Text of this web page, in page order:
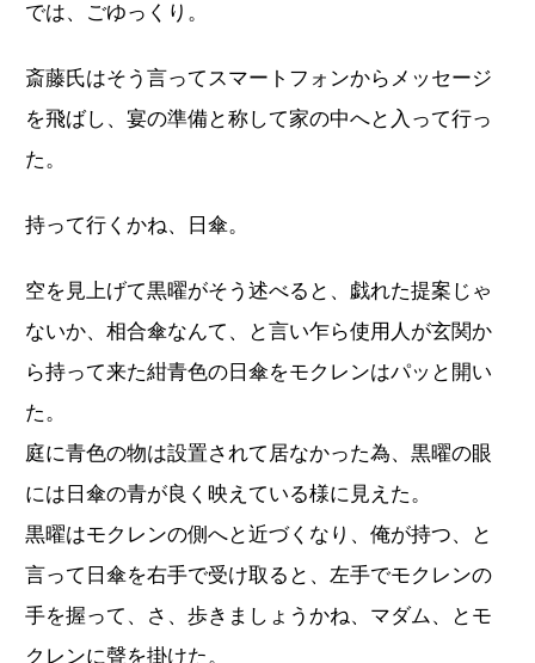
では、ごゆっくり。
斎藤氏はそう言ってスマートフォンからメッセージ
を飛ばし、宴の準備と称して家の中へと入って行っ
た。
持って行くかね、日傘。
空を見上げて黒曜がそう述べると、戯れた提案じゃ
ないか、相合傘なんて、と言い乍ら使用人が玄関か
ら持って来た紺青色の日傘をモクレンはパッと開い
た。
庭に青色の物は設置されて居なかった為、黒曜の眼
には日傘の青が良く映えている様に見えた。
黒曜はモクレンの側へと近づくなり、俺が持つ、と
言って日傘を右手で受け取ると、左手でモクレンの
手を握って、さ、歩きましょうかね、マダム、とモ
クレンに聲を掛けた。